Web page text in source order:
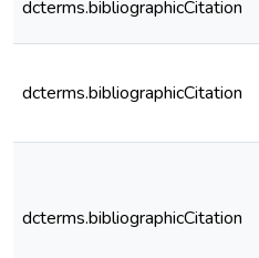
dcterms.bibliographicCitation
dcterms.bibliographicCitation
dcterms.bibliographicCitation